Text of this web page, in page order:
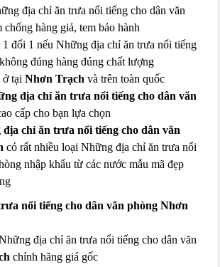
địa chỉ ăn trưa nổi tiếng cho dân văn
chống hàng giả, tem bảo hành
đổi 1 nếu Những địa chỉ ăn trưa nổi tiếng
đúng hàng đúng chất lượng
ở tạiNhơn Trạch và trên toàn quốc
địa chỉ ăn trưa nổi tiếng cho dân văn
cấp cho bạn lựa chọn
chỉ ăn trưa nổi tiếng cho dân văn
có rất nhiều loại Những địa chỉ ăn trưa nổi
nhập khẩu từ các nước mẫu mã đẹp
nổi tiếng cho dân văn phòng Nhơn
địa chỉ ăn trưa nổi tiếng cho dân văn
chính hãng giá gốc